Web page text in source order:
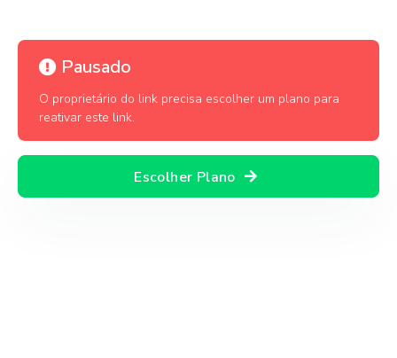
Pausado
O proprietário do link precisa escolher um plano para
reativar este link.
Escolher Plano